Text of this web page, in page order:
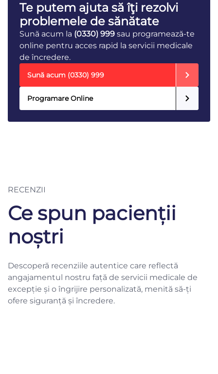
Te putem ajuta să îţi rezolvi
problemele de sănătate
Sună acum la (0330) 999 sau programează-te
online pentru acces rapid la servicii medicale
de încredere.
Sună acum (0330) 999
Programare Online
RECENZII
Ce spun pacienții
noștri
Descoperă recenziile autentice care reflectă
angajamentul nostru față de servicii medicale de
excepție și o îngrijire personalizată, menită să-ți
ofere siguranță și încredere.